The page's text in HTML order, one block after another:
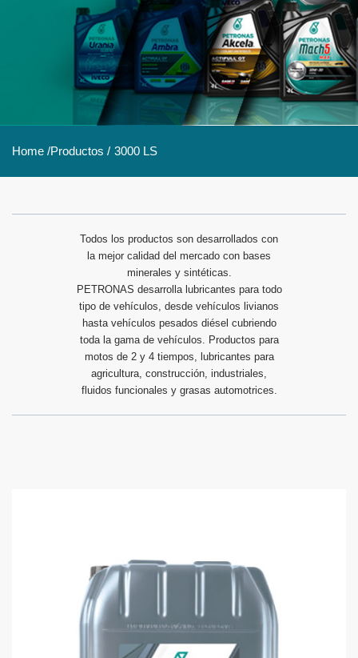
Home /Productos / 3000 LS
Todos los productos son desarrollados con
la mejor calidad del mercado con bases
minerales y sintéticas.
PETRONAS desarrolla lubricantes para todo
tipo de vehículos, desde vehículos livianos
hasta vehículos pesados diésel cubriendo
toda la gama de vehículos. Productos para
motos de 2 y 4 tiempos, lubricantes para
agricultura, construcción, industriales,
fluidos funcionales y grasas automotrices.